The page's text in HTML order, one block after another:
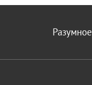
Разумное